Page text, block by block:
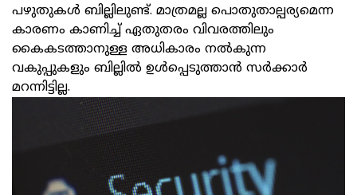
പഴുതുകള്‍ ബില്ലിലുണ്ട്. മാത്രമല്ല പൊതുതാല്പര്യമെന്ന
കാരണം കാണിച്ച് ഏതുതരം വിവരത്തിലും
കൈകടത്താനുള്ള അധികാരം നല്‍കുന്ന
വകുപ്പുകളും ബില്ലില്‍ ഉള്‍പ്പെടുത്താന്‍ സര്‍ക്കാര്‍
മറന്നിട്ടില്ല.